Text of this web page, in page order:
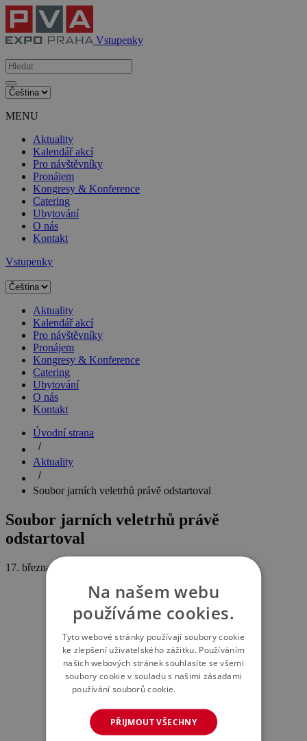
Vstupenky
MENU
Aktuality
Kalendář akcí
Pro návštěvníky
Pronájem
Kongresy & Konference
Catering
Ubytování
O nás
Kontakt
Vstupenky
Aktuality
Kalendář akcí
Pro návštěvníky
Pronájem
Kongresy & Konference
Catering
Ubytování
O nás
Kontakt
Úvodní strana
Aktuality
Soubor jarních veletrhů právě odstartoval
Soubor jarních veletrhů právě
odstartoval
17. března 2016
Na našem webu
používáme cookies.
Tyto webové stránky používají soubory cookie
ke zlepšení uživatelského zážitku. Používáním
našich webových stránek souhlasíte se všemi
soubory cookie v souladu s našimi zásadami
používání souborů cookie.
PŘIJMOUT VŠECHNY